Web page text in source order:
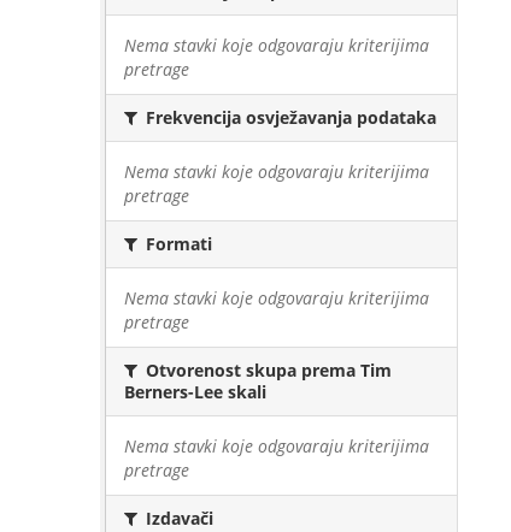
Nema stavki koje odgovaraju kriterijima
pretrage
Frekvencija osvježavanja podataka
Nema stavki koje odgovaraju kriterijima
pretrage
Formati
Nema stavki koje odgovaraju kriterijima
pretrage
Otvorenost skupa prema Tim
Berners-Lee skali
Nema stavki koje odgovaraju kriterijima
pretrage
Izdavači